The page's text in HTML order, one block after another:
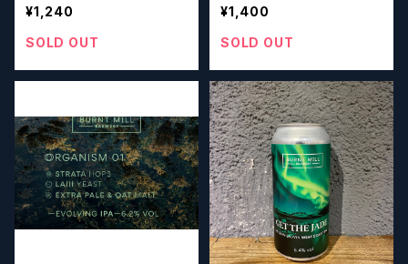
¥1,240
SOLD OUT
¥1,400
SOLD OUT